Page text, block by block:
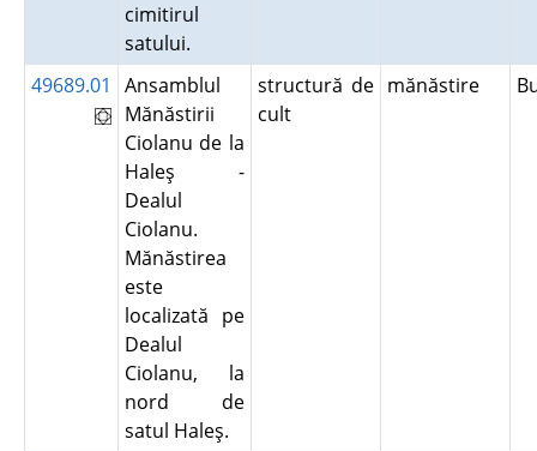
cimitirul
satului.
49689.01
Ansamblul
Mănăstirii
Ciolanu de la
Haleş -
Dealul
Ciolanu.
Mănăstirea
este
localizată pe
Dealul
Ciolanu, la
nord de
satul Haleş.
structură de
cult
mănăstire